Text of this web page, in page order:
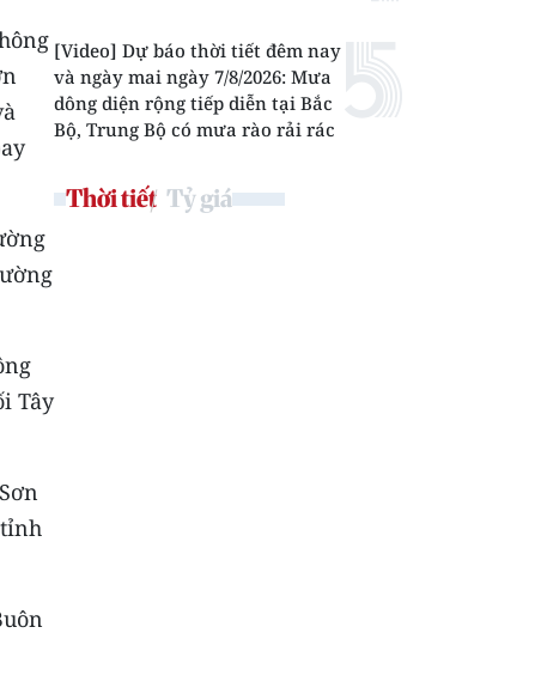
Tây
[Video] Dự báo thời tiết đêm nay
và ngày mai ngày 7/8/2026: Mưa
dông diện rộng tiếp diễn tại Bắc
Bộ, Trung Bộ có mưa rào rải rác
Thời tiết Tỷ giá